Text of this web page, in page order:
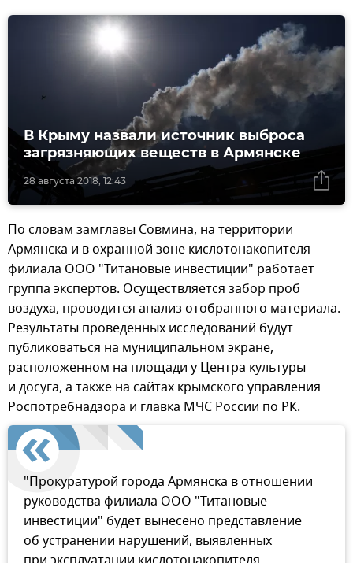
28 августа 2018, 12:43
В Крыму назвали источник выброса
загрязняющих веществ в Армянске
По словам замглавы Совмина, на территории
Армянска и в охранной зоне кислотонакопителя
филиала ООО "Титановые инвестиции" работает
группа экспертов. Осуществляется забор проб
воздуха, проводится анализ отобранного материала.
Результаты проведенных исследований будут
публиковаться на муниципальном экране,
расположенном на площади у Центра культуры
и досуга, а также на сайтах крымского управления
Роспотребнадзора и главка МЧС России по РК.
"Прокуратурой города Армянска в отношении
руководства филиала ООО "Титановые
инвестиции" будет вынесено представление
об устранении нарушений, выявленных